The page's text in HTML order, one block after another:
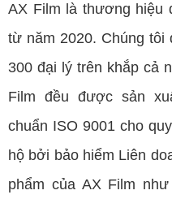
AX Film là thương hiệu
từ năm 2020. Chúng
300 đại lý trên khắp cả
Film đều được sản
chuẩn ISO 9001 cho
hộ bởi bảo hiểm Liên
phẩm của AX Film